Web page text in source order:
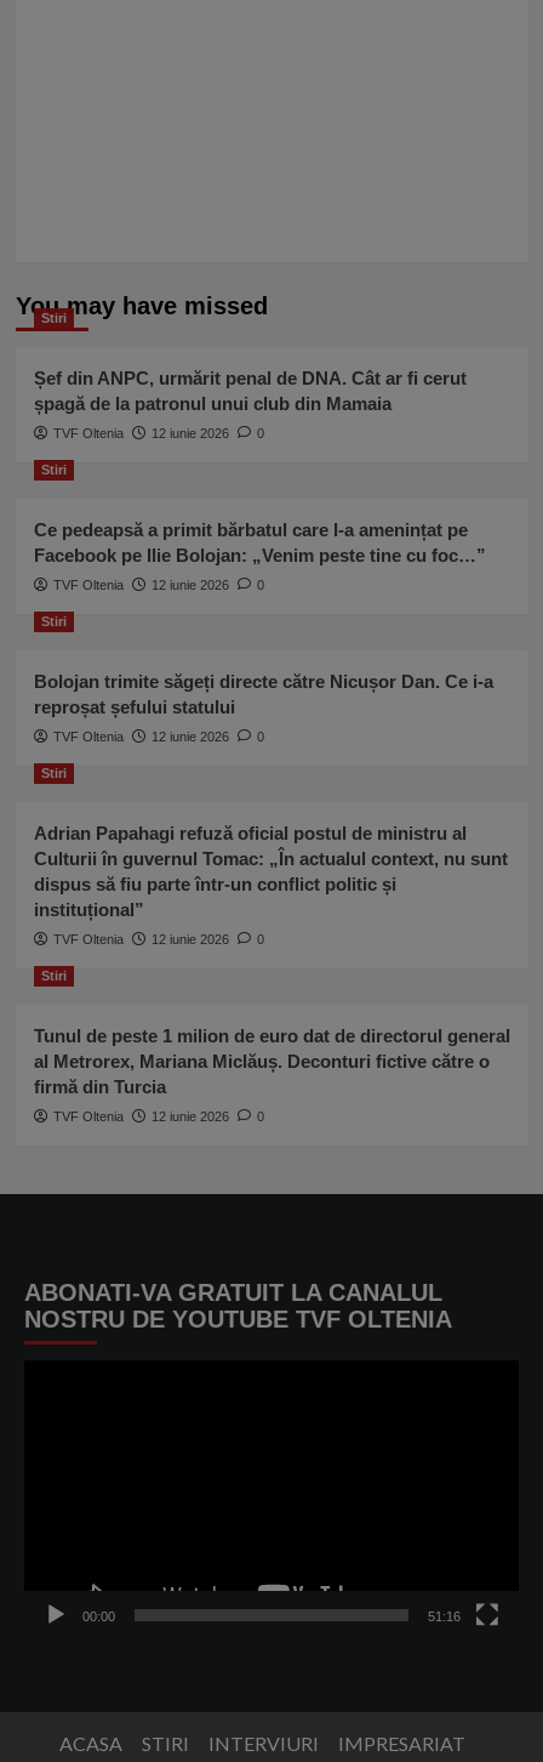
You may have missed
Stiri
Șef din ANPC, urmărit penal de DNA. Cât ar fi cerut
șpagă de la patronul unui club din Mamaia
TVF Oltenia 12 iunie 2026 0
Stiri
Ce pedeapsă a primit bărbatul care l-a amenințat pe
Facebook pe Ilie Bolojan: „Venim peste tine cu foc…”
TVF Oltenia 12 iunie 2026 0
Stiri
Bolojan trimite săgeți directe către Nicușor Dan. Ce i-a
reproșat șefului statului
TVF Oltenia 12 iunie 2026 0
Stiri
Adrian Papahagi refuză oficial postul de ministru al
Culturii în guvernul Tomac: „În actualul context, nu sunt
dispus să fiu parte într-un conflict politic și
instituțional”
TVF Oltenia 12 iunie 2026 0
Stiri
Tunul de peste 1 milion de euro dat de directorul general
al Metrorex, Mariana Miclăuș. Deconturi fictive către o
firmă din Turcia
TVF Oltenia 12 iunie 2026 0
ABONATI-VA GRATUIT LA CANALUL
NOSTRU DE YOUTUBE TVF OLTENIA
00:00 51:16
ACASA STIRI INTERVIURI
IMPRESARIAT